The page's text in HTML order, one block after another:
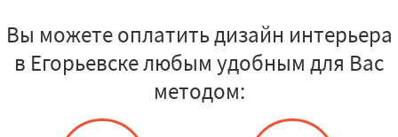
Вы можете оплатить дизайн интерьера
в Егорьевске любым удобным для Вас
методом: